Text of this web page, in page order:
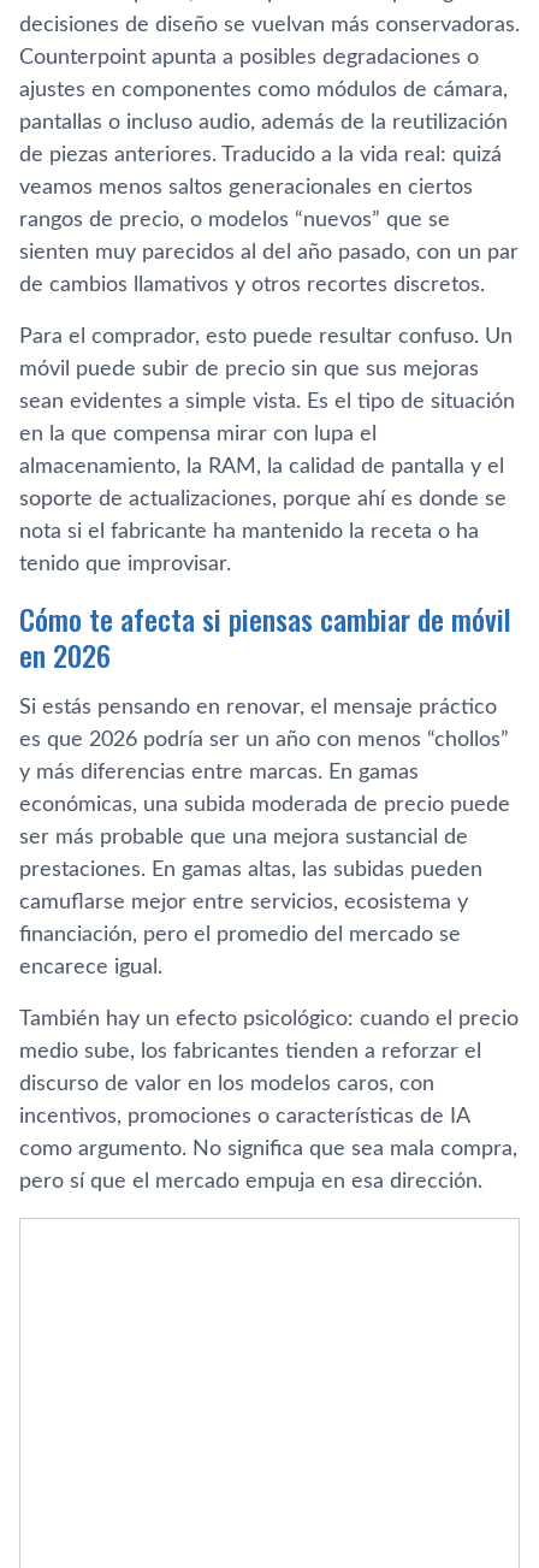
decisiones de diseño se vuelvan más conservadoras.
Counterpoint apunta a posibles degradaciones o
ajustes en componentes como módulos de cámara,
pantallas o incluso audio, además de la reutilización
de piezas anteriores. Traducido a la vida real: quizá
veamos menos saltos generacionales en ciertos
rangos de precio, o modelos “nuevos” que se
sienten muy parecidos al del año pasado, con un par
de cambios llamativos y otros recortes discretos.
Para el comprador, esto puede resultar confuso. Un
móvil puede subir de precio sin que sus mejoras
sean evidentes a simple vista. Es el tipo de situación
en la que compensa mirar con lupa el
almacenamiento, la RAM, la calidad de pantalla y el
soporte de actualizaciones, porque ahí es donde se
nota si el fabricante ha mantenido la receta o ha
tenido que improvisar.
Cómo te afecta si piensas cambiar de móvil
en 2026
Si estás pensando en renovar, el mensaje práctico
es que 2026 podría ser un año con menos “chollos”
y más diferencias entre marcas. En gamas
económicas, una subida moderada de precio puede
ser más probable que una mejora sustancial de
prestaciones. En gamas altas, las subidas pueden
camuflarse mejor entre servicios, ecosistema y
financiación, pero el promedio del mercado se
encarece igual.
También hay un efecto psicológico: cuando el precio
medio sube, los fabricantes tienden a reforzar el
discurso de valor en los modelos caros, con
incentivos, promociones o características de IA
como argumento. No significa que sea mala compra,
pero sí que el mercado empuja en esa dirección.